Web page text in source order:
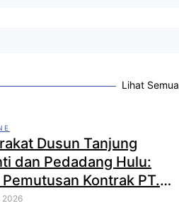
Lihat Semua
Dusun Tanjung
dan Pedadang Hulu:
Kontrak PT.
Indah Perkasa
2026